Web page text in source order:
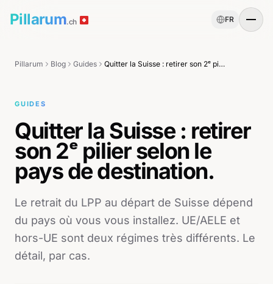
Pillarum.ch FR
Pillarum Blog Guides Quitter la Suisse : retirer son 2ᵉ pilier selon le pays de destination.
GUIDES
Quitter la Suisse : retirer
son 2ᵉ pilier selon le
pays de destination.
Le retrait du LPP au départ de Suisse dépend
du pays où vous vous installez. UE/AELE et
hors-UE sont deux régimes très différents. Le
détail, par cas.